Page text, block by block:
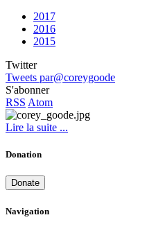
2017
2016
2015
Twitter
Tweets par@coreygoode
S'abonner
RSS Atom
Lire la suite ...
Donation
Donate
Navigation